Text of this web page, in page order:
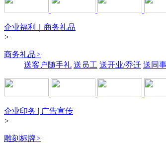
企业福利｜商务礼品
>
商务礼品>
送客户随手礼 送员工 送开业/乔迁 送同
企业印务 | 广告宣传
>
雕刻标牌>